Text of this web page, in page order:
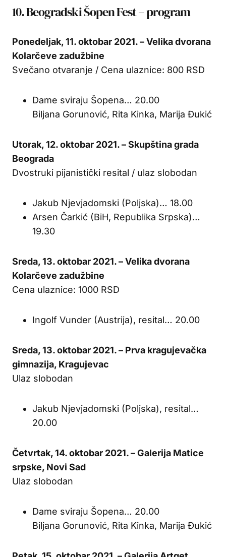
10. Beogradski Šopen Fest – program
Ponedeljak, 11. oktobar 2021. – Velika dvorana
Kolarčeve zadužbine
Svečano otvaranje / Cena ulaznice: 800 RSD
Dame sviraju Šopena… 20.00
Biljana Gorunović, Rita Kinka, Marija Đukić
Utorak, 12. oktobar 2021. – Skupština grada
Beograda
Dvostruki pijanistički resital / ulaz slobodan
Jakub Njevjadomski (Poljska)… 18.00
Arsen Čarkić (BiH, Republika Srpska)…
19.30
Sreda, 13. oktobar 2021. – Velika dvorana
Kolarčeve zadužbine
Cena ulaznice: 1000 RSD
Ingolf Vunder (Austrija), resital… 20.00
Sreda, 13. oktobar 2021. – Prva kragujevačka
gimnazija, Kragujevac
Ulaz slobodan
Jakub Njevjadomski (Poljska), resital…
20.00
Četvrtak, 14. oktobar 2021. – Galerija Matice
srpske, Novi Sad
Ulaz slobodan
Dame sviraju Šopena… 20.00
Biljana Gorunović, Rita Kinka, Marija Đukić